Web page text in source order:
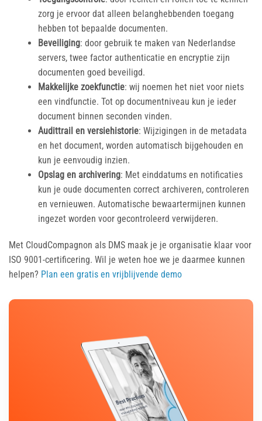
zorg je ervoor dat alleen belanghebbenden toegang
hebben tot bepaalde documenten.
Beveiliging: door gebruik te maken van Nederlandse
servers, twee factor authenticatie en encryptie zijn
documenten goed beveiligd.
Makkelijke zoekfunctie: wij noemen het niet voor niets
een vindfunctie. Tot op documentniveau kun je ieder
document binnen seconden vinden.
Audittrail en versiehistorie: Wijzigingen in de metadata
en het document, worden automatisch bijgehouden en
kun je eenvoudig inzien.
Opslag en archivering: Met einddatums en notificaties
kun je oude documenten correct archiveren, controleren
en vernieuwen. Automatische bewaartermijnen kunnen
ingezet worden voor gecontroleerd verwijderen.
Met CloudCompagnon als DMS maak je je organisatie klaar voor
ISO 9001-certificering. Wil je weten hoe we je daarmee kunnen
helpen? Plan een gratis en vrijblijvende demo